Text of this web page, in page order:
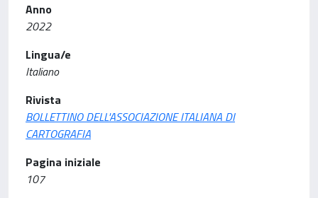
Anno
2022
Lingua/e
Italiano
Rivista
BOLLETTINO DELL'ASSOCIAZIONE ITALIANA DI
CARTOGRAFIA
Pagina iniziale
107